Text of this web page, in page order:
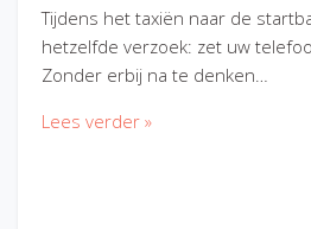
Tijdens het taxiën naar de
hetzelfde verzoek: zet uw
Zonder erbij na te denken…
Lees verder »